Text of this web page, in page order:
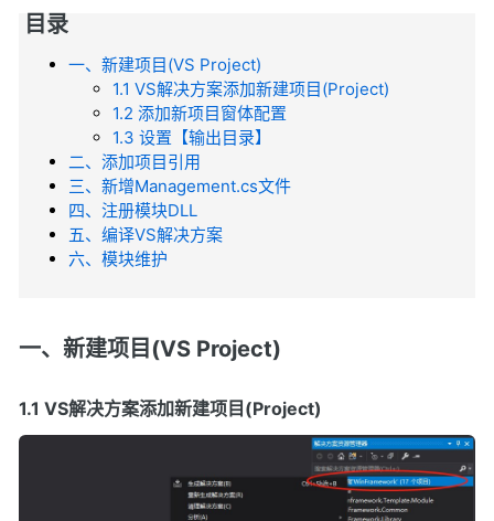
目录
一、新建项目(VS Project)
1.1 VS解决方案添加新建项目(Project)
1.2 添加新项目窗体配置
1.3 设置【输出目录】
二、添加项目引用
三、新增Management.cs文件
四、注册模块DLL
五、编译VS解决方案
六、模块维护
一、新建项目(VS Project)
1.1 VS解决方案添加新建项目(Project)